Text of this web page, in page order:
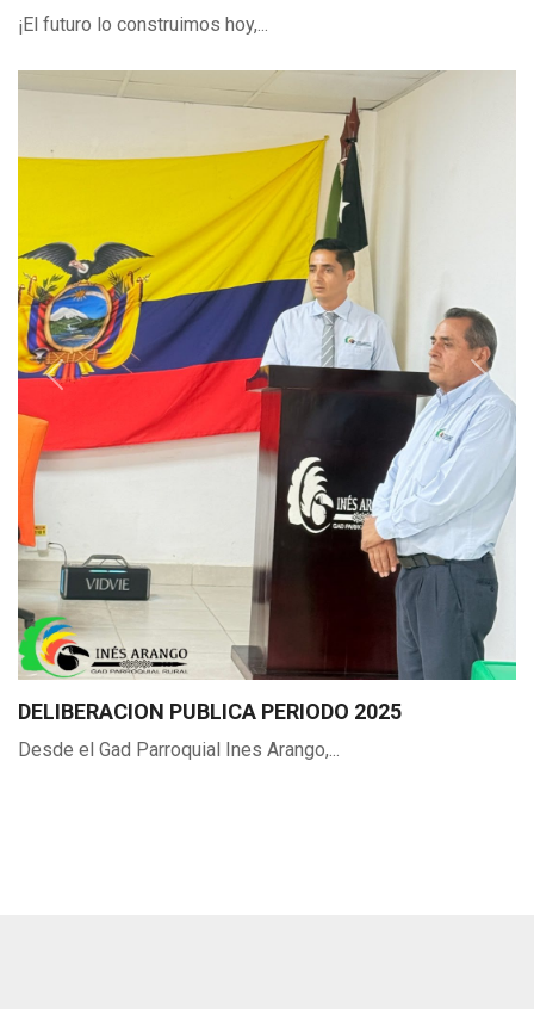
¡El futuro lo construimos hoy,...
Previous Next
DELIBERACION PUBLICA PERIODO 2025
Desde el Gad Parroquial Ines Arango,...